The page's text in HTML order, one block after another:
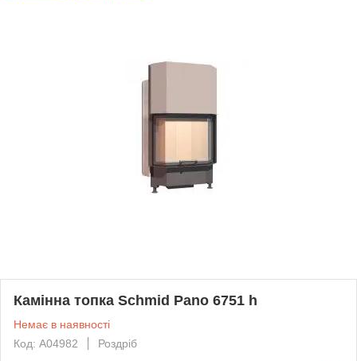
Камінна топка Schmid Pano 6751 h
Немає в наявності
Код: А04982
Роздріб